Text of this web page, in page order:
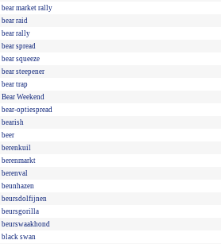
bear market rally
bear raid
bear rally
bear spread
bear squeeze
bear steepener
bear trap
Bear Weekend
bear-optiespread
bearish
beer
berenkuil
berenmarkt
berenval
beunhazen
beursdolfijnen
beursgorilla
beurswaakhond
black swan